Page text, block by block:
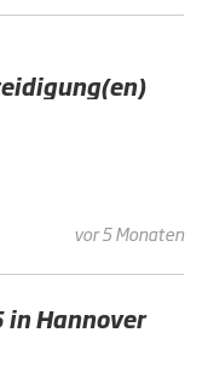
vor 5 Monaten
in Hannover